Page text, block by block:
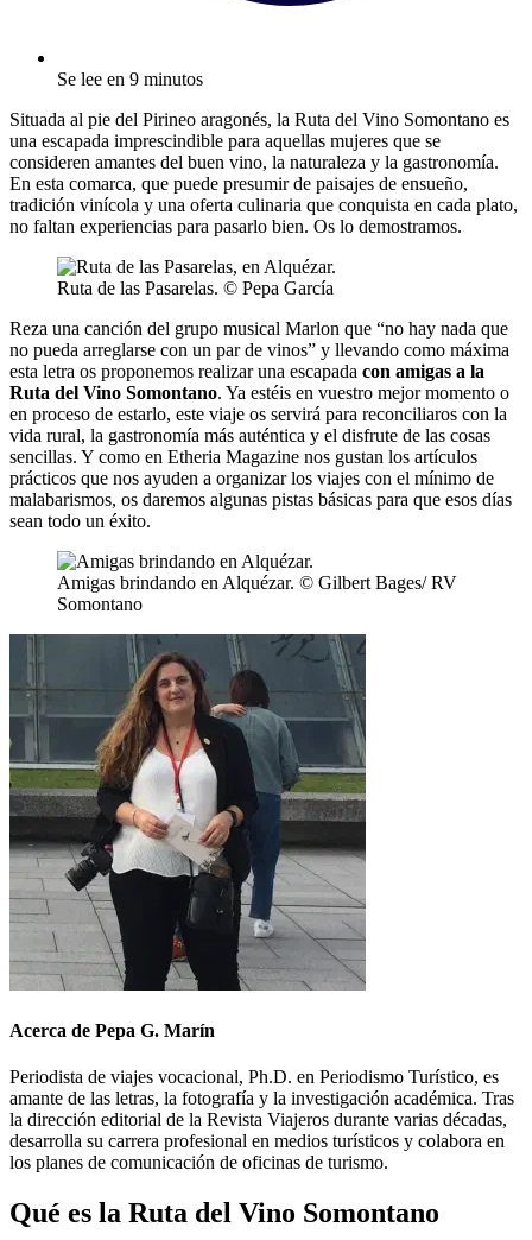
Se lee en 9 minutos
Situada al pie del Pirineo aragonés, la Ruta del Vino Somontano es
una escapada imprescindible para aquellas mujeres que se
consideren amantes del buen vino, la naturaleza y la gastronomía.
En esta comarca, que puede presumir de paisajes de ensueño,
tradición vinícola y una oferta culinaria que conquista en cada plato,
no faltan experiencias para pasarlo bien. Os lo demostramos.
Ruta de las Pasarelas. © Pepa García
Reza una canción del grupo musical Marlon que “no hay nada que
no pueda arreglarse con un par de vinos” y llevando como máxima
esta letra os proponemos realizar una escapada con amigas a la
Ruta del Vino Somontano. Ya estéis en vuestro mejor momento o
en proceso de estarlo, este viaje os servirá para reconciliaros con la
vida rural, la gastronomía más auténtica y el disfrute de las cosas
sencillas. Y como en Etheria Magazine nos gustan los artículos
prácticos que nos ayuden a organizar los viajes con el mínimo de
malabarismos, os daremos algunas pistas básicas para que esos días
sean todo un éxito.
Amigas brindando en Alquézar. © Gilbert Bages/ RV
Somontano
Acerca de Pepa G. Marín
Periodista de viajes vocacional, Ph.D. en Periodismo Turístico, es
amante de las letras, la fotografía y la investigación académica. Tras
la dirección editorial de la Revista Viajeros durante varias décadas,
desarrolla su carrera profesional en medios turísticos y colabora en
los planes de comunicación de oficinas de turismo.
Qué es la Ruta del Vino Somontano